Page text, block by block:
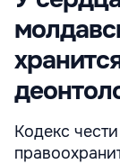
Кодекс